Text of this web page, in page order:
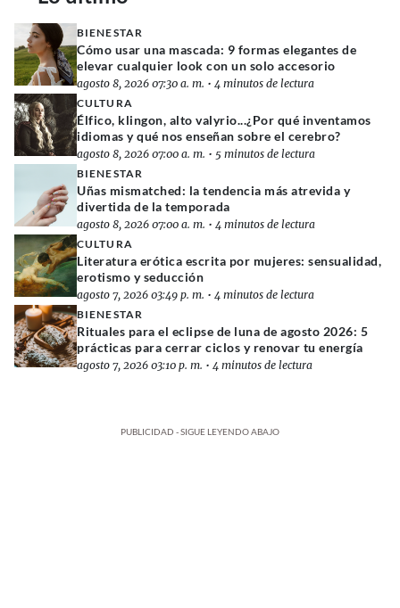
BIENESTAR
Cómo usar una mascada: 9 formas elegantes de
elevar cualquier look con un solo accesorio
agosto 8, 2026 07:30 a. m. • 4 minutos de lectura
CULTURA
Élfico, klingon, alto valyrio...¿Por qué inventamos
idiomas y qué nos enseñan sobre el cerebro?
agosto 8, 2026 07:00 a. m. • 5 minutos de lectura
BIENESTAR
Uñas mismatched: la tendencia más atrevida y
divertida de la temporada
agosto 8, 2026 07:00 a. m. • 4 minutos de lectura
CULTURA
Literatura erótica escrita por mujeres: sensualidad,
erotismo y seducción
agosto 7, 2026 03:49 p. m. • 4 minutos de lectura
BIENESTAR
Rituales para el eclipse de luna de agosto 2026: 5
prácticas para cerrar ciclos y renovar tu energía
agosto 7, 2026 03:10 p. m. • 4 minutos de lectura
PUBLICIDAD - SIGUE LEYENDO ABAJO